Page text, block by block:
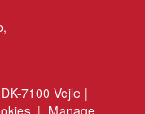
7100 Vejle |